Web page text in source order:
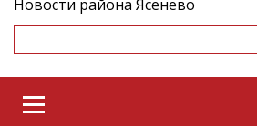
Новости района Ясенево